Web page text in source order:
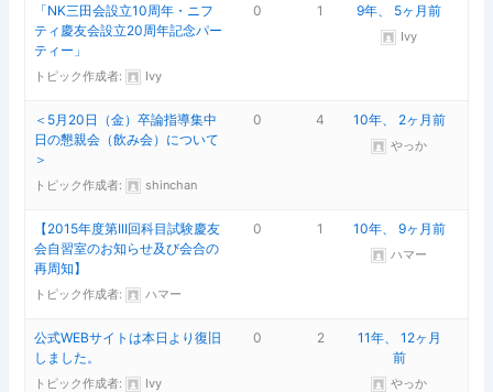
「NK三田会設立10周年・ニフ
ティ慶友会設立20周年記念パー
ティー」
トピック作成者: Ivy
0 1 9年、 5ヶ月前
Ivy
＜5月20日（金）卒論指導集中
日の懇親会（飲み会）について
＞
トピック作成者: shinchan
0 4 10年、 2ヶ月前
やっか
【2015年度第III回科目試験慶友
会自習室のお知らせ及び会合の
再周知】
トピック作成者: ハマー
0 1 10年、 9ヶ月前
ハマー
公式WEBサイトは本日より復旧
しました。
トピック作成者: Ivy
0 2
11年、 12ヶ月
前
やっか